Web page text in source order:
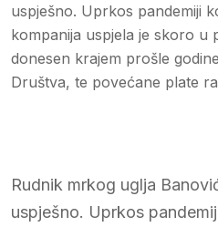
uspješno. Uprkos pandemiji
kompanija uspjela je skoro u
donesen krajem prošle
Društva, te povećane plate
Rudnik mrkog uglja
uspješno. Uprkos